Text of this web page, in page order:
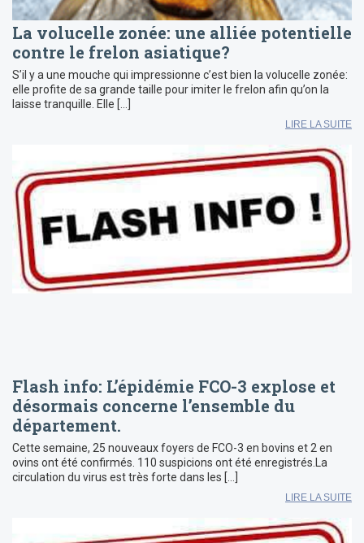
La volucelle zonée: une alliée potentielle
contre le frelon asiatique?
S’il y a une mouche qui impressionne c’est bien la volucelle zonée:
elle profite de sa grande taille pour imiter le frelon afin qu’on la
laisse tranquille. Elle […]
LIRE LA SUITE
Flash info: L’épidémie FCO-3 explose et
désormais concerne l’ensemble du
département.
Cette semaine, 25 nouveaux foyers de FCO-3 en bovins et 2 en
ovins ont été confirmés. 110 suspicions ont été enregistrés.La
circulation du virus est très forte dans les […]
LIRE LA SUITE